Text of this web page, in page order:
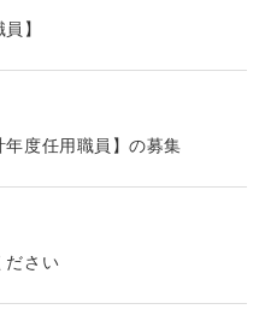
】
度任用職員】の募集
ださい